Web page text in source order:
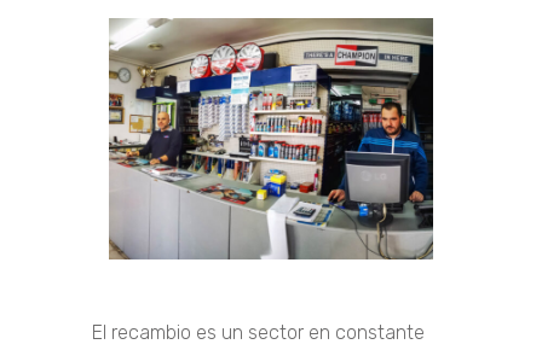
El recambio es un sector en constante